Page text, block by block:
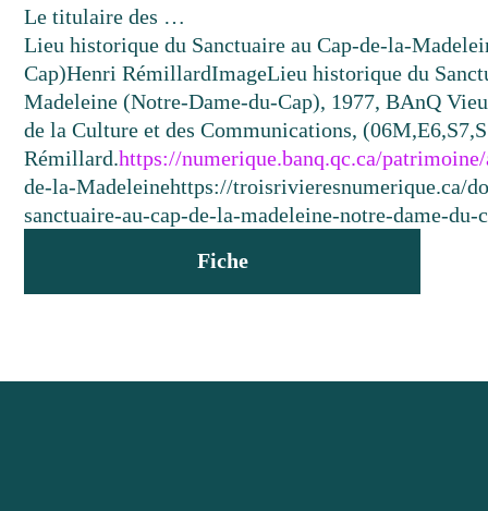
Le titulaire des …
Lieu historique du Sanctuaire au Cap-de-la-
Cap)Henri RémillardImageLieu historique du
Madeleine (Notre-Dame-du-Cap), 1977, BAnQ
de la Culture et des Communications,
Rémillard.https://numerique.banq.qc.ca/
de-la-Madeleinehttps://troisrivieresnumerique.ca/
sanctuaire-au-cap-de-la-madeleine-notre-dame-du-
Fiche